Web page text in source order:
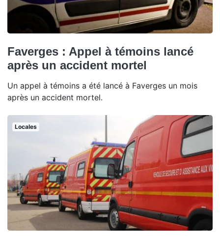
Faverges : Appel à témoins lancé
après un accident mortel
Un appel à témoins a été lancé à Faverges un mois
après un accident mortel.
Locales